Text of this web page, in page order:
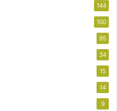
144
100
95
34
15
14
9